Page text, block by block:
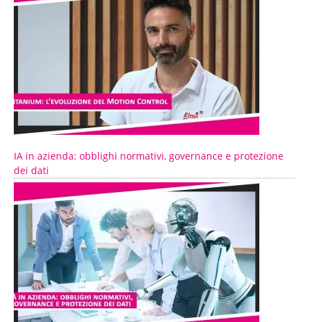
IA in azienda: obblighi normativi, governance e protezione
dei dati